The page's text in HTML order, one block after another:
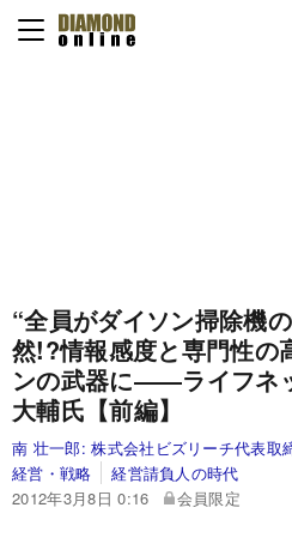
“全員がダイソン掃除機
然!?情報感度と専門性の
ンの武器に――ライフネ
大輔氏【前編】
南 壮一郎:株式会社ビズリーチ代表取
経営・戦略
経営請負人の時代
2012年3月8日 0:16
会員限定